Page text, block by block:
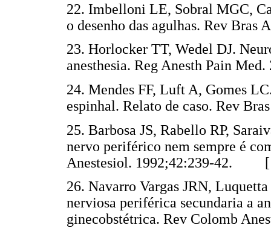
22. Imbelloni LE, Sobral MGC,
o desenho das agulhas. Rev
23. Horlocker TT, Wedel DJ.
anesthesia. Reg Anesth Pain
24. Mendes FF, Luft A, Gomes
espinhal. Relato de caso. Rev
25. Barbosa JS, Rabello RP,
nervo periférico nem sempre é
Anestesiol. 1992;42:239-42.
26. Navarro Vargas JRN,
nerviosa periférica secundaria a
ginecobstétrica. Rev Colomb